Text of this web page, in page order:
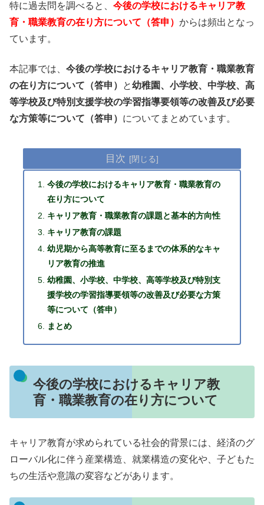
特に過去問を調べると、 今後の学校におけるキャリア教
育・職業教育の在り方について（答申） からは頻出となっ
ています。
本記事では、 今後の学校におけるキャリア教育・職業教育
の在り方について（答申）
と幼稚園、小学校、中学校、高
等学校及び特別支援学校の学習指導要領等の改善及び必要
な方策等について（答申） についてまとめています。
目次
今後の学校におけるキャリア教育・職業教育の
在り方について
キャリア教育・職業教育の課題と基本的方向性
キャリア教育の課題
幼児期から高等教育に至るまでの体系的なキャ
リア教育の推進
幼稚園、小学校、中学校、高等学校及び特別支
援学校の学習指導要領等の改善及び必要な方策
等について（答申）
まとめ
今後の学校におけるキャリア教
育・職業教育の在り方について
キャリア教育が求められている社会的背景には、経済のグ
ローバル化に伴う産業構造、就業構造の変化や、子どもた
ちの生活や意識の変容などがあります。